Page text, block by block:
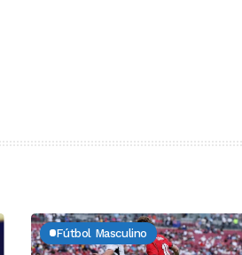
Fútbol Masculino